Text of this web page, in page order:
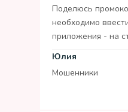
Поделюсь
необходимо
приложения - на
Юлия
Мошенники